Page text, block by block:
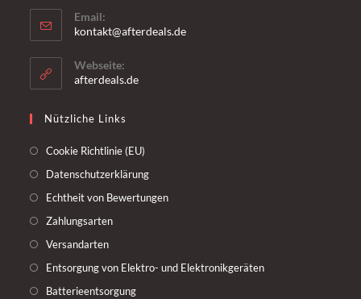
Email:
kontakt@afterdeals.de
Webseite:
afterdeals.de
Nützliche Links
Cookie Richtlinie (EU)
Datenschutzerklärung
Echtheit von Bewertungen
Zahlungsarten
Versandarten
Entsorgung von Elektro- und Elektronikgeräten
Batterieentsorgung